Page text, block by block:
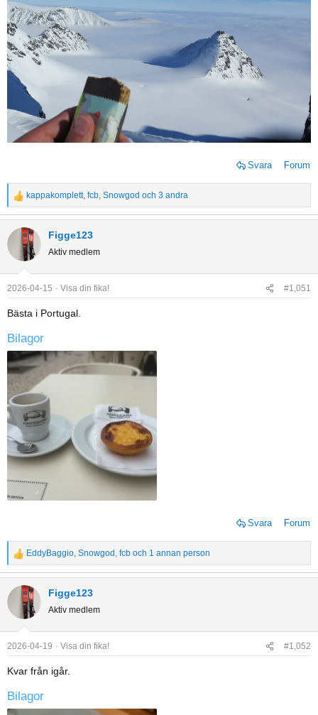
Svara Forum
R
e
a
t
i
o
n
s
kappakomplett, fcb, Snowgod och 3 andra
Figge123
Aktiv medlem
2026-04-15 Visa din fika! #1,051
Bästa i Portugal.
Bilagor
Svara Forum
R
e
a
t
i
o
n
s
EddyBaggio, Snowgod , fcb och 1 annan person
Figge123
Aktiv medlem
2026-04-19 Visa din fika! #1,052
Kvar från igår.
Bilagor